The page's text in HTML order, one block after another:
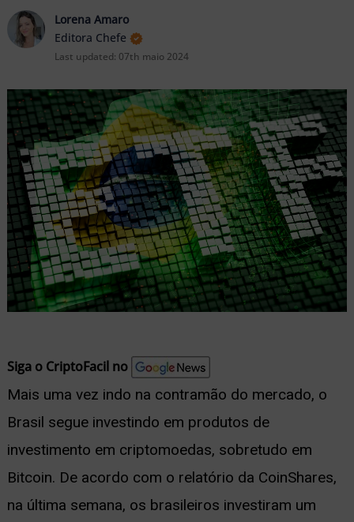
Lorena Amaro
Editora Chefe
Last updated: 07th maio 2024
Siga o CriptoFacil no
Mais uma vez indo na contramão do mercado, o
Brasil segue investindo em produtos de
investimento em criptomoedas, sobretudo em
Bitcoin. De acordo com o relatório da CoinShares,
na última semana, os brasileiros investiram um